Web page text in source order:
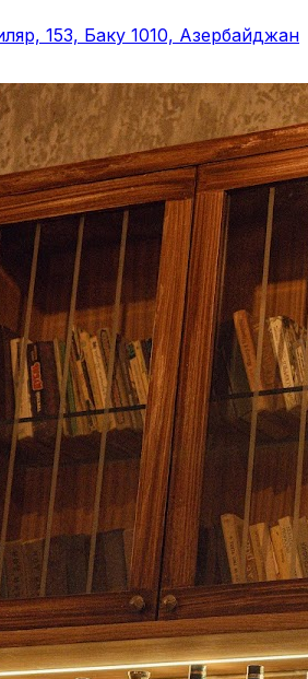
153, Баку 1010, Азербайджан